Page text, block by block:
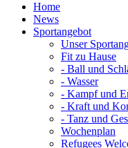
Home
News
Sportangebot
Unser
Fit zu Hause
- Ball und
- Wasser
- Kampf und
- Kraft und
- Tanz und
Wochenplan
Refugees